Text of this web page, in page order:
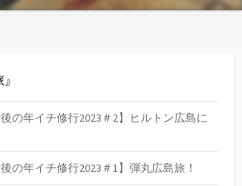
後の年イチ修行2023＃2】ヒルトン広島に
後の年イチ修行2023＃1】弾丸広島旅！